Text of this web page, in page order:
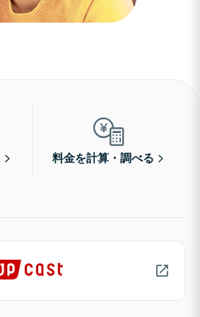
料金を計算・調べる